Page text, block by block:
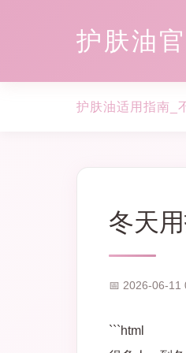
护肤油
护肤油适用指南_
冬天
📅 2026-06-11
```html